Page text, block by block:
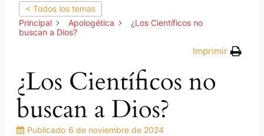
< Todos los temas
Principal
Apologética
¿Los Científicos no
buscan a Dios?
Imprimir
¿Los Científicos no
buscan a Dios?
Publicado 6 de noviembre de 2024